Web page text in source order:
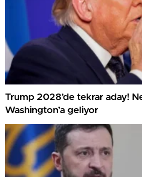
Trump 2028’de tekrar aday!
Washington’a geliyor